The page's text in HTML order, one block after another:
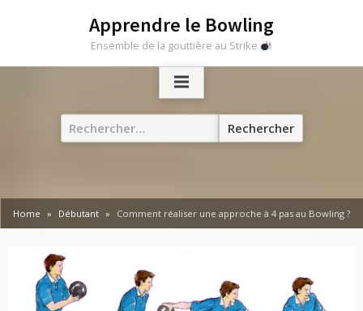
Apprendre le Bowling
Ensemble de la gouttière au Strike
Rechercher :
Home Débutant Comment réaliser une approche à 4 pas au Bowling ?